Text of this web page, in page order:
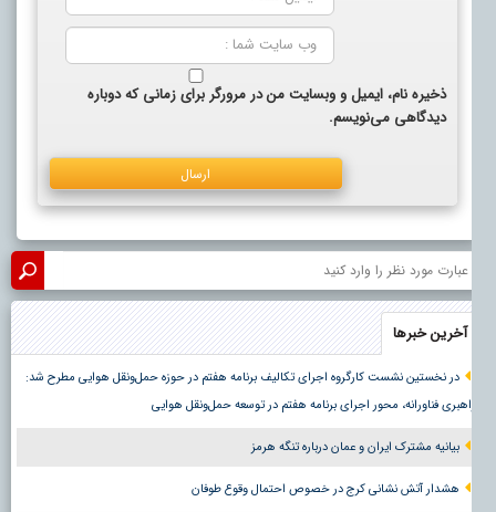
ذخیره نام، ایمیل و وبسایت من در مرورگر برای زمانی که دوباره
دیدگاهی می‌نویسم.
آخرین خبرها
در نخستین نشست کارگروه اجرای تکالیف برنامه هفتم در حوزه حمل‌ونقل هوایی مطرح شد:
فناورانه، محور اجرای برنامه هفتم در توسعه حمل‌ونقل هوایی
بیانیه مشترک ایران و عمان درباره تنگه هرمز
هشدار آتش نشانی کرج در خصوص احتمال وقوع طوفان